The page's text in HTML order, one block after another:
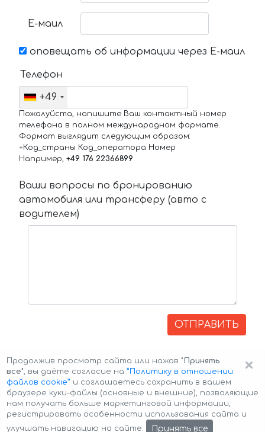
Е-маил
оповещать об информации через Е-маил
Телефон
+49
Пожалуйста, напишите Ваш контактный номер
телефона в полном международном формате.
Формат выглядит следующим образом:
+Код_страны Код_оператора Номер
Например, +49 176 22366899
Ваши вопросы по бронированию
автомобиля или трансферу (авто с
водителем)
ОТПРАВИТЬ
Авторские права © 2026 Авто-Аренда Cookie Policy
×
Продолжив просмотр сайта или нажав "Принять
все", вы даёте согласие на ”Политику в отношении
файлов cookie” и соглашаетесь сохранить в вашем
браузере куки-файлы (основные и внешние), позволяющие
нам получать больше маркетинговой информации,
регистрировать особенности использования сайта и
улучшать навигацию на сайте.
Принять все